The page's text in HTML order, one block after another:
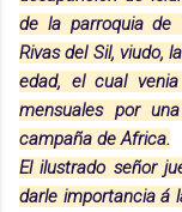
de la parroquia de
Rivas del Sil, viudo,
edad, el cual
mensuales por
campaña de Africa.
El ilustrado señor
darle importancia á